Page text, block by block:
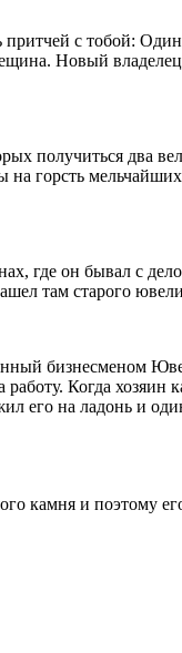
притчей с тобой:
Новый
получиться два
горсть
где он бывал с
там старого
бизнесменом
работу. Когда
его на ладонь и
камня и поэтому